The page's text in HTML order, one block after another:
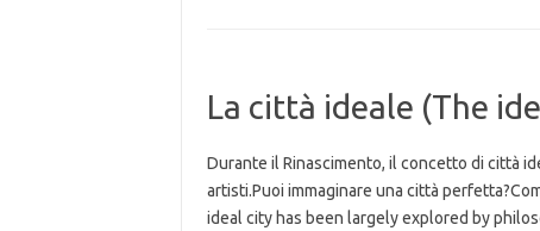
La città ideale (The
Durante il Rinascimento, il concetto di città
artisti.Puoi immaginare una città
ideal city has been largely explored by